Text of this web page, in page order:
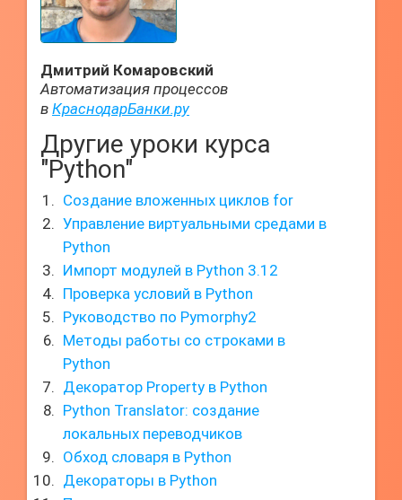
Дмитрий Комаровский
Автоматизация процессов
в КраснодарБанки.ру
Другие уроки курса
"Python"
Создание вложенных циклов for
Управление виртуальными средами в
Python
Импорт модулей в Python 3.12
Проверка условий в Python
Руководство по Pymorphy2
Методы работы со строками в
Python
Декоратор Property в Python
Python Translator: создание
локальных переводчиков
Обход словаря в Python
Декораторы в Python